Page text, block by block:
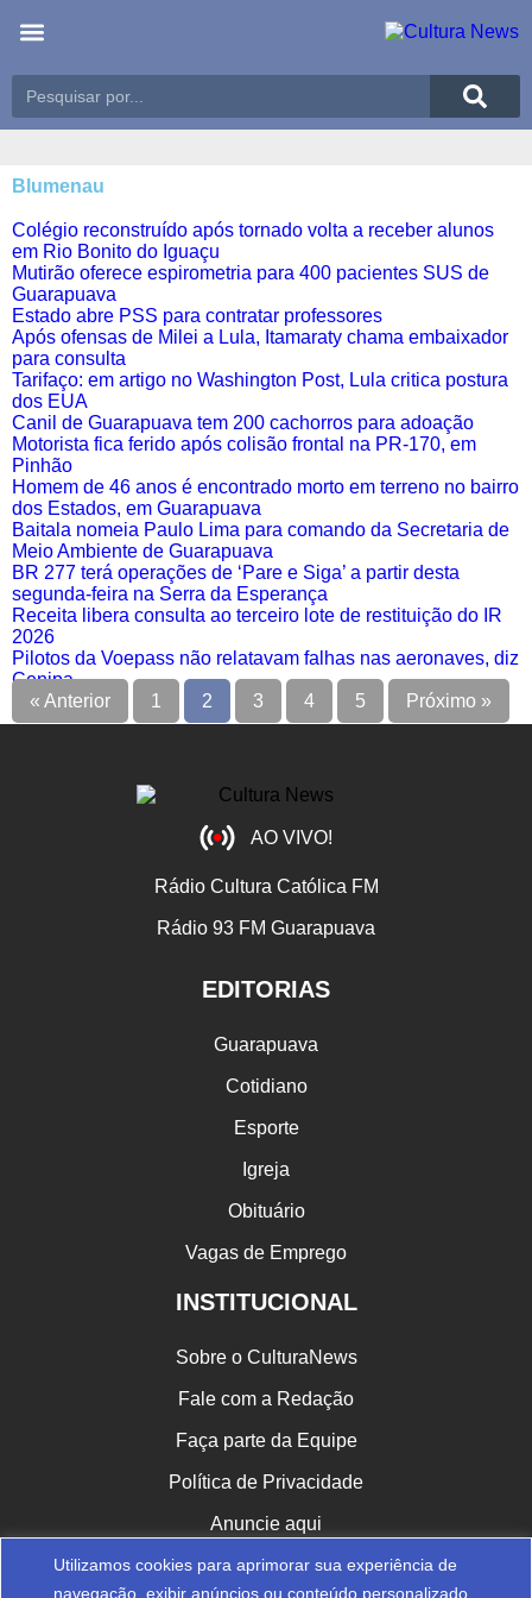
Utilizamos cookies para aprimorar sua experiência de
navegação, exibir anúncios ou conteúdo personalizado
Blumenau
Colégio reconstruído após tornado volta a receber alunos
em Rio Bonito do Iguaçu
Mutirão oferece espirometria para 400 pacientes SUS de
Guarapuava
Estado abre PSS para contratar professores
Após ofensas de Milei a Lula, Itamaraty chama embaixador
para consulta
Tarifaço: em artigo no Washington Post, Lula critica postura
dos EUA
Canil de Guarapuava tem 200 cachorros para adoação
Motorista fica ferido após colisão frontal na PR-170, em
Pinhão
Homem de 46 anos é encontrado morto em terreno no bairro
dos Estados, em Guarapuava
Baitala nomeia Paulo Lima para comando da Secretaria de
Meio Ambiente de Guarapuava
BR 277 terá operações de ‘Pare e Siga’ a partir desta
segunda-feira na Serra da Esperança
Receita libera consulta ao terceiro lote de restituição do IR
2026
Pilotos da Voepass não relatavam falhas nas aeronaves, diz
Cenipa
« Anterior
1 2 3 4 5 Próximo »
AO VIVO!
Rádio Cultura Católica FM
Rádio 93 FM Guarapuava
EDITORIAS
Guarapuava
Cotidiano
Esporte
Igreja
Obituário
Vagas de Emprego
INSTITUCIONAL
Sobre o CulturaNews
Fale com a Redação
Faça parte da Equipe
Política de Privacidade
Anuncie aqui
CULTURA NAS REDES